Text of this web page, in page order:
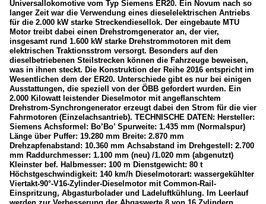
Universallokomotive vom Typ Siemens ER20. Ein Novum nach so
langer Zeit war die Verwendung eines dieselelektrischen Antriebs
für die 2.000 kW starke Streckendiesellok. Der eingebaute MTU
Motor treibt dabei einen Drehstromgenerator an, der vier,
insgesamt rund 1.600 kW starke Drehstrommotoren mit dem
elektrischen Traktionsstrom versorgt. Besonders auf den
dieselbetriebenen Steilstrecken können die Fahrzeuge beweisen,
was in ihnen steckt. Die Konstruktion der Reihe 2016 entspricht im
Wesentlichen dem der ER20. Unterschiede gibt es nur bei einigen
Ausstattungen, die speziell von der ÖBB gefordert wurden. Ein
2.000 Kilowatt leistender Dieselmotor mit angeflanschtem
Drehstrom-Synchrongenerator erzeugt dabei den Strom für die vier
Fahrmotoren (Einzelachsantrieb). TECHNISCHE DATEN: Hersteller:
Siemens Achsformel: Bo’Bo’ Spurweite: 1.435 mm (Normalspur)
Länge über Puffer: 19.280 mm Breite: 2.870 mm
Drehzapfenabstand: 10.360 mm Achsabstand im Drehgestell: 2.700
mm Raddurchmesser: 1.100 mm (neu) /1.020 mm (abgenutzt)
Kleinster bef. Halbmesser: 100 m Dienstgewicht: 80 t
Höchstgeschwindigkeit: 140 km/h Dieselmotorart: wassergekühlter
Viertakt-90°-V16-Zylinder-Dieselmotor mit Common-Rail-
Einspritzung, Abgasturbolader und Ladeluftkühlung. Im Leerlauf